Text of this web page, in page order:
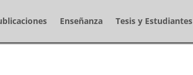
Enseñanza Tesis y Estudiantes